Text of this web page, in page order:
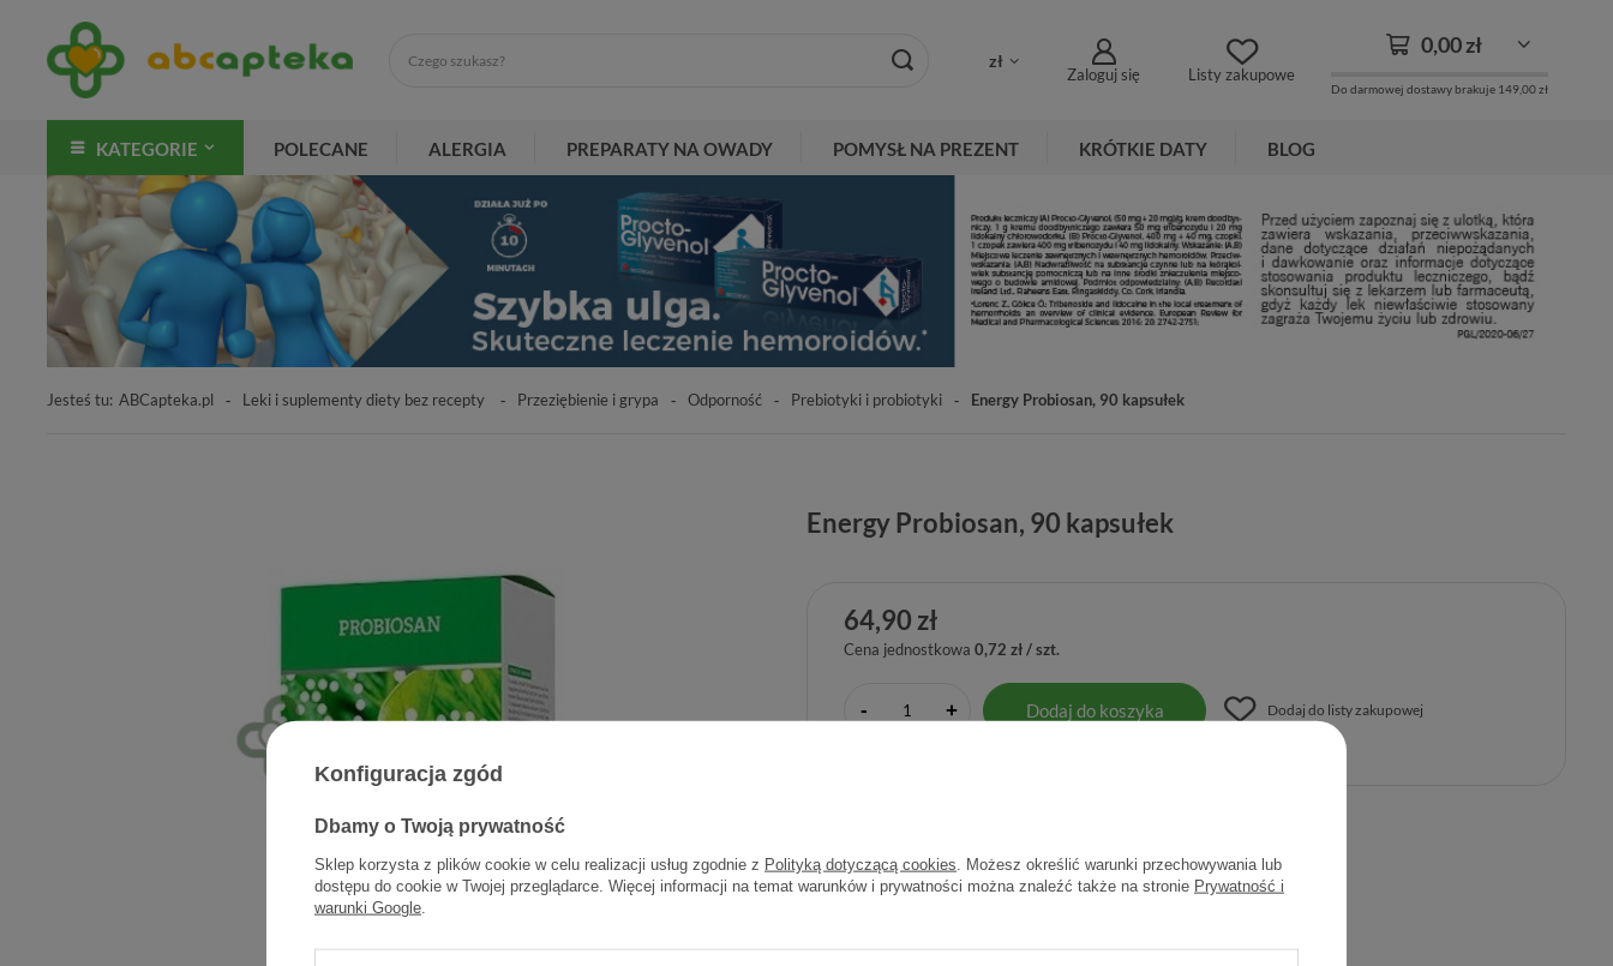
zł
Zaloguj się Listy zakupowe
0,00 zł
Do darmowej dostawy brakuje 149,00 zł
KATEGORIE POLECANE ALERGIA PREPARATY NA OWADY POMYSŁ NA PREZENT KRÓTKIE DATY BLOG
Jesteś tu: ABCapteka.pl Leki i suplementy diety bez recepty Przeziębienie i grypa Odporność Prebiotyki i probiotyki Energy Probiosan, 90 kapsułek
Energy Probiosan, 90 kapsułek
64,90 zł
Cena jednostkowa 0,72 zł / szt.
- + Dodaj do koszyka Dodaj do listy zakupowej
Konfiguracja zgód
Dbamy o Twoją prywatność
Sklep korzysta z plików cookie w celu realizacji usług zgodnie z Polityką dotyczącą cookies . Możesz określić warunki przechowywania lub
dostępu do cookie w Twojej przeglądarce. Więcej informacji na temat warunków i prywatności można znaleźć także na stronie Prywatność i
warunki Google